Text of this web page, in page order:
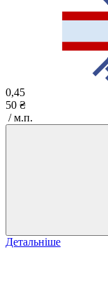
0,45
50 ₴
/ м.п.
Детальніше